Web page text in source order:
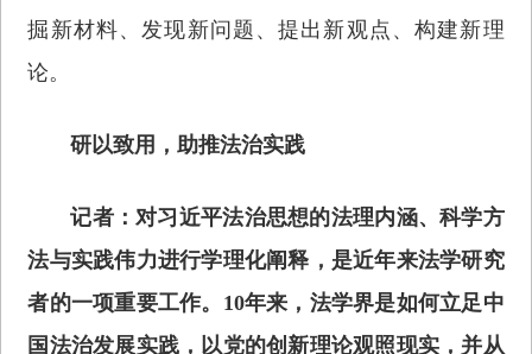
掘新材料、发现新问题、提出新观点、构建新理
论。
研以致用，助推法治实践
记者：对习近平法治思想的法理内涵、科学方
法与实践伟力进行学理化阐释，是近年来法学研究
者的一项重要工作。10年来，法学界是如何立足中
国法治发展实践，以党的创新理论观照现实，并从